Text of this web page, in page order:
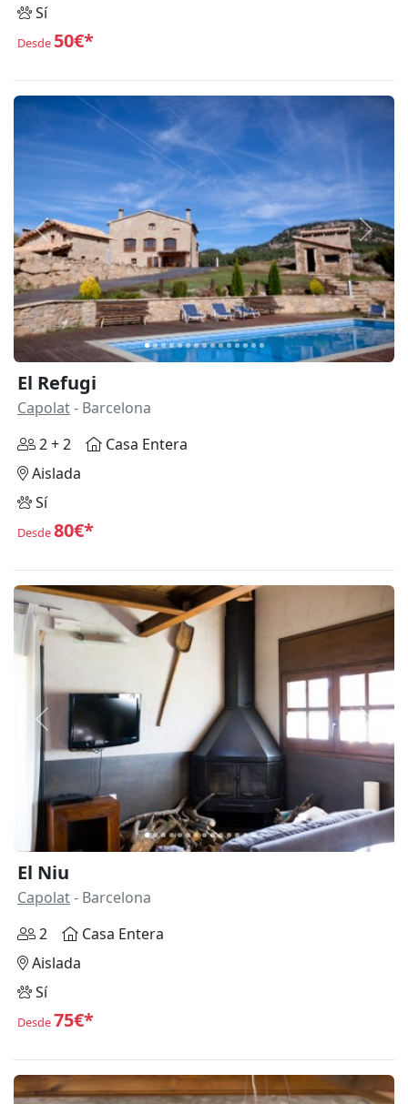
Sí
Desde 50€*
Anterior
El Refugi
Capolat- Barcelona
2 + 2
Casa Entera
Aislada
Sí
Desde80€*
Anterior
El Niu
Capolat- Barcelona
2
Casa Entera
Aislada
Sí
Desde75€*